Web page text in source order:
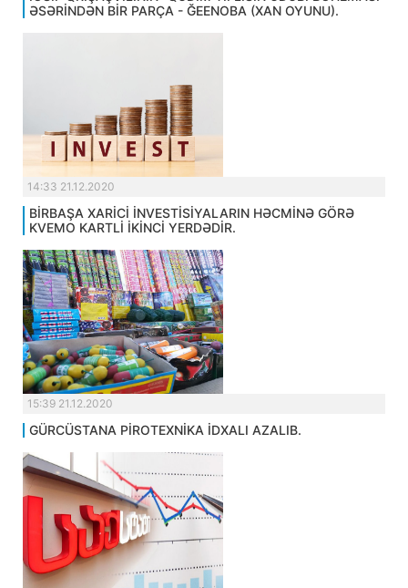
ƏSƏRİNDƏN BİR PARÇA - ĞEENOBA (XAN OYUNU).
14:33 21.12.2020
BİRBAŞA XARİCİ İNVESTİSİYALARIN HƏCMİNƏ GÖRƏ
KVEMO KARTLİ İKİNCİ YERDƏDİR.
15:39 21.12.2020
GÜRCÜSTANA PİROTEXNİKA İDXALI AZALIB.